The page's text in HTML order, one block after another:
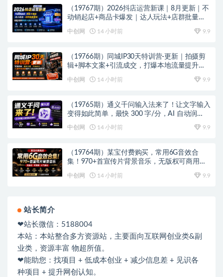
（19767期）2026抖店运营新课｜8月更新｜不
动销起店+商品卡爆发｜达人玩法+店群批量复
中创网 14 小时前 9.9
（19766期）同城IP30天特训营-更新｜拍摄剪
辑+脚本文案+引流成交，打爆本地流量提升门
中创网 14 小时前 9.9
（19765期）通义千问输入法来了！让文字输入
变得如此简单，最快 300 字/分，AI 自动润
中创网 14 小时前 9.9
（19764期）某宝付费购买，常用6G音效合
集！970+首宣传片背景音乐，无版权可商用大
中创网 14 小时前 9.9
站长简介
❤站长微信：5188004
本站：本站整合多方资源站，主要面向互联网创业类&副
业类，资源丰富 物超所值。
❤能助您：找项目 + 低成本创业 + 减少信息差 + 见识各
种项目 + 提升网创认知。